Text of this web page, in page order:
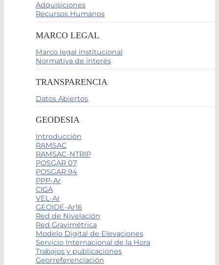
Adquisiciones
Recursos Humanos
MARCO LEGAL
Marco legal institucional
Normativa de interés
TRANSPARENCIA
Datos Abiertos
GEODESIA
Introducción
RAMSAC
RAMSAC-NTRIP
POSGAR 07
POSGAR 94
PPP-Ar
CIGA
VEL-Ar
GEOIDE-Ar16
Red de Nivelación
Red Gravimétrica
Modelo Digital de Elevaciones
Servicio Internacional de la Hora
Trabajos y publicaciones
Georreferenciación